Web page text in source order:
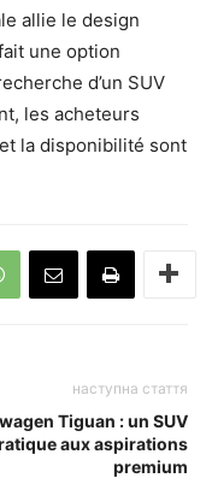
allie le design
une option
d’un SUV
les acheteurs
la disponibilité sont
наступна стаття
Tiguan : un SUV
aux aspirations
premium